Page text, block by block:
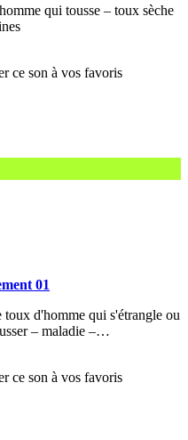
qui tousse – toux sèche
01
d'homme qui s'étrangle ou
– maladie –…